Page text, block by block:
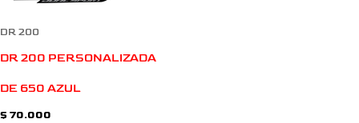
DR 200
DR 200 PERSONALIZADA
DE 650 AZUL
$ 70.000